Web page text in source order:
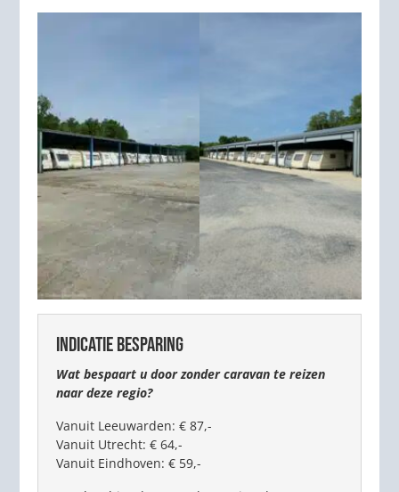
INDICATIE BESPARING
Wat bespaart u door zonder caravan te reizen
naar deze regio?
Vanuit Leeuwarden: € 87,-
Vanuit Utrecht: € 64,-
Vanuit Eindhoven: € 59,-